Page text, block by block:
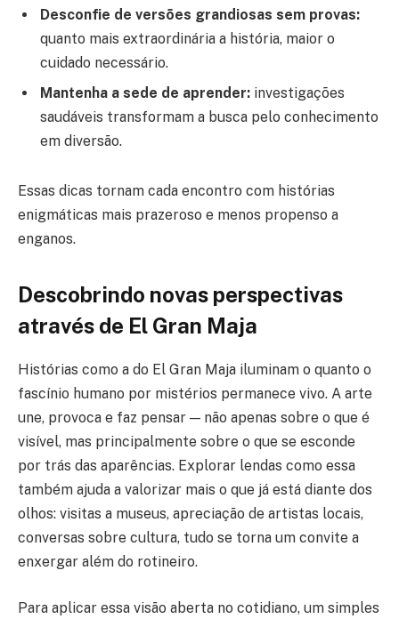
Desconfie de versões grandiosas sem provas:
quanto mais extraordinária a história, maior o
cuidado necessário.
Mantenha a sede de aprender: investigações
saudáveis transformam a busca pelo conhecimento
em diversão.
Essas dicas tornam cada encontro com histórias
enigmáticas mais prazeroso e menos propenso a
enganos.
Descobrindo novas perspectivas
através de El Gran Maja
Histórias como a do El Gran Maja iluminam o quanto o
fascínio humano por mistérios permanece vivo. A arte
une, provoca e faz pensar — não apenas sobre o que é
visível, mas principalmente sobre o que se esconde
por trás das aparências. Explorar lendas como essa
também ajuda a valorizar mais o que já está diante dos
olhos: visitas a museus, apreciação de artistas locais,
conversas sobre cultura, tudo se torna um convite a
enxergar além do rotineiro.
Para aplicar essa visão aberta no cotidiano, um simples